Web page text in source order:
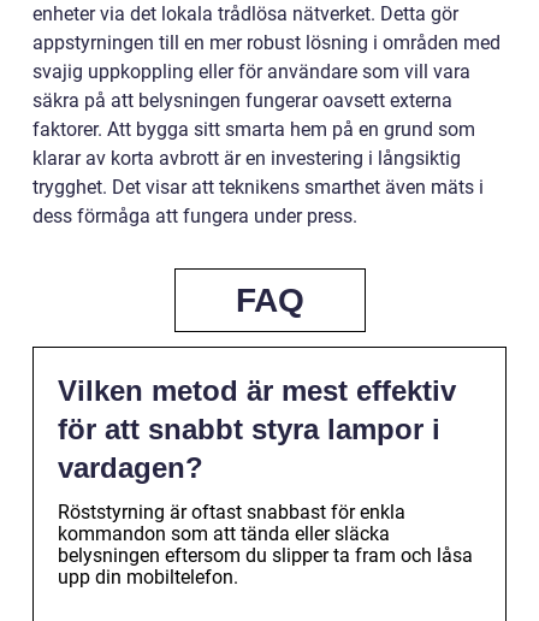
enheter via det lokala trådlösa nätverket. Detta gör
appstyrningen till en mer robust lösning i områden med
svajig uppkoppling eller för användare som vill vara
säkra på att belysningen fungerar oavsett externa
faktorer. Att bygga sitt smarta hem på en grund som
klarar av korta avbrott är en investering i långsiktig
trygghet. Det visar att teknikens smarthet även mäts i
dess förmåga att fungera under press.
FAQ
Vilken metod är mest effektiv
för att snabbt styra lampor i
vardagen?
Röststyrning är oftast snabbast för enkla
kommandon som att tända eller släcka
belysningen eftersom du slipper ta fram och låsa
upp din mobiltelefon.